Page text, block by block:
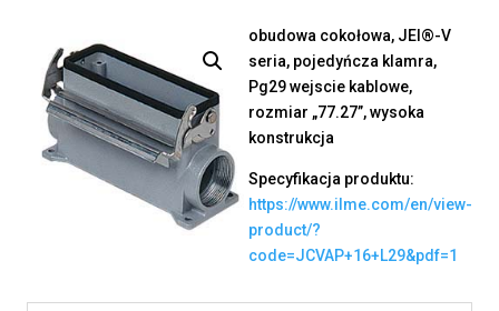
obudowa cokołowa, JEI®-V
seria, pojedyńcza klamra,
Pg29 wejscie kablowe,
rozmiar „77.27”, wysoka
konstrukcja
Specyfikacja produktu:
https://www.ilme.com/en/view-
product/?
code=JCVAP+16+L29&pdf=1